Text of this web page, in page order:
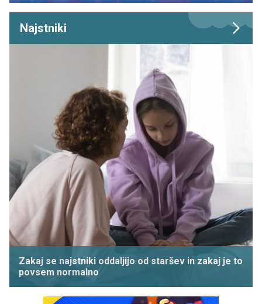
Najstniki
Zakaj se najstniki oddaljijo od staršev in zakaj je to
povsem normalno